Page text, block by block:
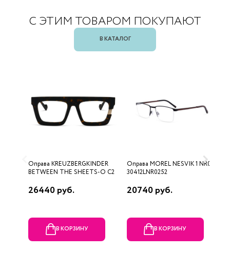
С ЭТИМ ТОВАРОМ ПОКУПАЮТ
В КАТАЛОГ
Оправа KREUZBERGKINDER
BETWEEN THE SHEETS-O C2
26440 руб.
В КОРЗИНУ
Оправа MOREL NESVIK 1 NR02
30412LNR0252
20740 руб.
В КОРЗИНУ